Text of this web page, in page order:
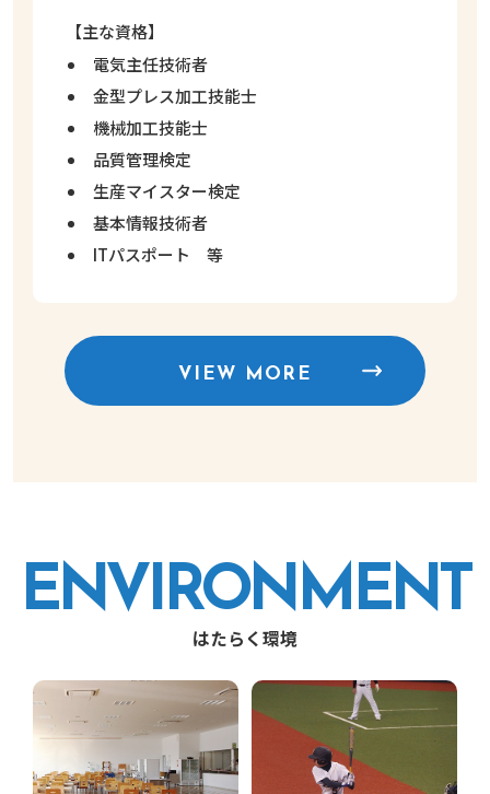
【主な資格】
電気主任技術者
金型プレス加工技能士
機械加工技能士
品質管理検定
生産マイスター検定
基本情報技術者
ITパスポート 等
VIEW MORE
ENVIRONMENT
はたらく環境